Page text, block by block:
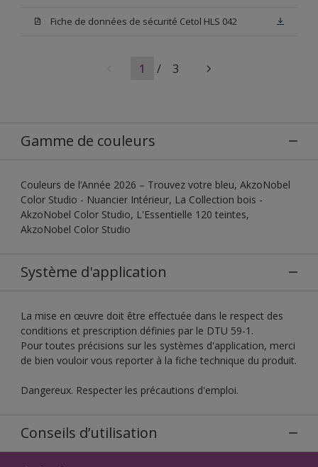
Fiche de données de sécurité Cetol HLS 042
1 / 3
Gamme de couleurs
Couleurs de l’Année 2026 – Trouvez votre bleu, AkzoNobel
Color Studio - Nuancier Intérieur, La Collection bois -
AkzoNobel Color Studio, L'Essentielle 120 teintes,
AkzoNobel Color Studio
Système d'application
La mise en œuvre doit être effectuée dans le respect des
conditions et prescription définies par le DTU 59-1.
Pour toutes précisions sur les systèmes d'application, merci
de bien vouloir vous reporter à la fiche technique du produit.
Dangereux. Respecter les précautions d'emploi.
Conseils d’utilisation